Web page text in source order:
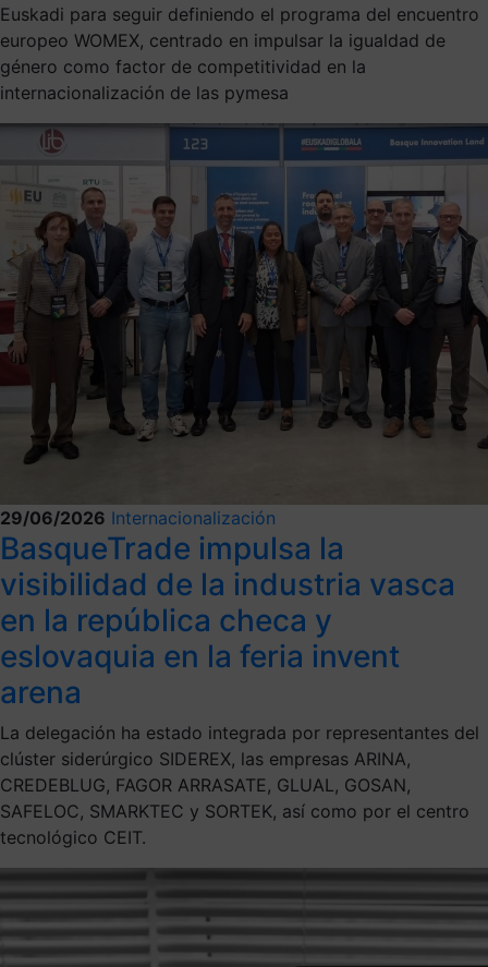
Euskadi para seguir definiendo el programa del encuentro
europeo WOMEX, centrado en impulsar la igualdad de
género como factor de competitividad en la
internacionalización de las pymesa
29/06/2026 Internacionalización
BasqueTrade impulsa la
visibilidad de la industria vasca
en la república checa y
eslovaquia en la feria invent
arena
La delegación ha estado integrada por representantes del
clúster siderúrgico SIDEREX, las empresas ARINA,
CREDEBLUG, FAGOR ARRASATE, GLUAL, GOSAN,
SAFELOC, SMARKTEC y SORTEK, así como por el centro
tecnológico CEIT.